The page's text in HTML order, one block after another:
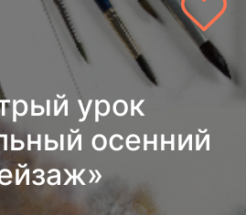
урок
осенний